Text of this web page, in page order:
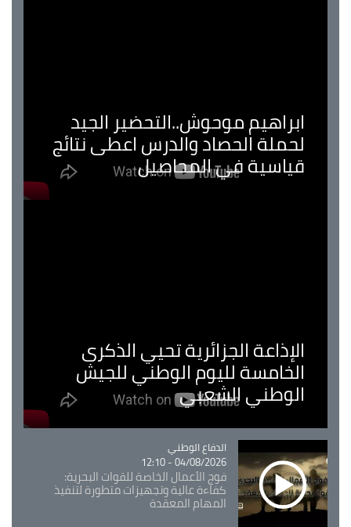
ابراهيم موحوش..التحضير الجيد
لحملة الحصاد والدرس اعطى نتائج
قياسية في المحاصيل
الإذاعة الجزائرية تحيي الذكرى
الخامسة لليوم الوطني للجيش
الوطني الشعبي
Catégorie
الدفاع الوطني
04/08/2026 - 12:10
فوج الأعمال الخاصة للقوات البحرية:
كفاءة عالية وتجهيزات متطورة لتنفيذ
المهام المعقدة